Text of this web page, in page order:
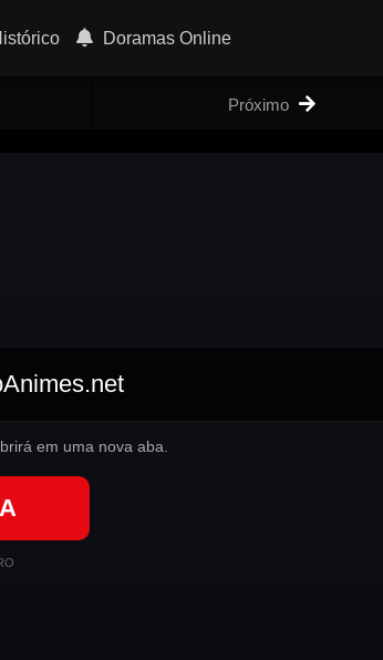
Doramas Online
Próximo
em uma nova aba.